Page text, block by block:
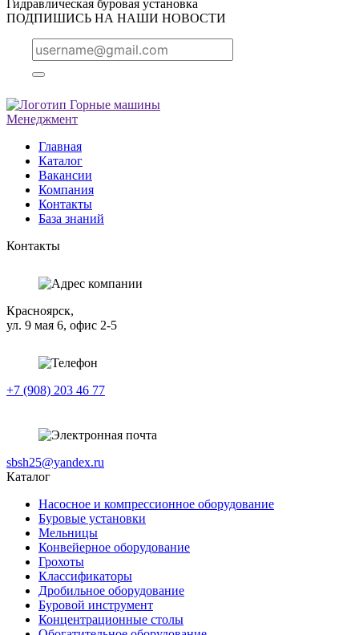
Гидравлическая буровая установка
ПОДПИШИСЬ НА НАШИ НОВОСТИ
Горные машины
Менеджмент
Главная
Каталог
Вакансии
Компания
Контакты
База знаний
Контакты
Красноярск,
ул. 9 мая 6, офис 2-5
+7 (908) 203 46 77
sbsh25@yandex.ru
Каталог
Насосное и компрессионное оборудование
Буровые установки
Мельницы
Конвейерное оборудование
Грохоты
Классификаторы
Дробильное оборудование
Буровой инструмент
Концентрационные столы